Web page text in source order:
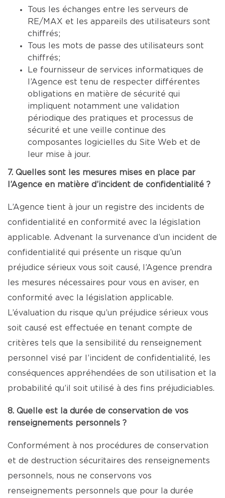
Tous les échanges entre les serveurs de
RE/MAX et les appareils des utilisateurs sont
chiffrés;
Tous les mots de passe des utilisateurs sont
chiffrés;
Le fournisseur de services informatiques de
l’Agence est tenu de respecter différentes
obligations en matière de sécurité qui
impliquent notamment une validation
périodique des pratiques et processus de
sécurité et une veille continue des
composantes logicielles du Site Web et de
leur mise à jour.
7. Quelles sont les mesures mises en place par
l’Agence en matière d’incident de confidentialité ?
L’Agence tient à jour un registre des incidents de
confidentialité en conformité avec la législation
applicable. Advenant la survenance d’un incident de
confidentialité qui présente un risque qu’un
préjudice sérieux vous soit causé, l’Agence prendra
les mesures nécessaires pour vous en aviser, en
conformité avec la législation applicable.
L’évaluation du risque qu’un préjudice sérieux vous
soit causé est effectuée en tenant compte de
critères tels que la sensibilité du renseignement
personnel visé par l’incident de confidentialité, les
conséquences appréhendées de son utilisation et la
probabilité qu’il soit utilisé à des fins préjudiciables.
8. Quelle est la durée de conservation de vos
renseignements personnels ?
Conformément à nos procédures de conservation
et de destruction sécuritaires des renseignements
personnels, nous ne conservons vos
renseignements personnels que pour la durée